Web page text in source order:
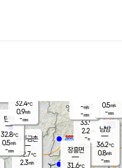
양주
33.9℃
2.2
-mm
파주금촌
32.7℃
2.3m/s
탄현
32.8℃
0.5m/s
-mm
남방
36.2℃
0.8m/s
-mm
장흥면
31.6℃
-m/s
-mm
32.4℃
0.9m/s
-mm
0.5m/s
-mm